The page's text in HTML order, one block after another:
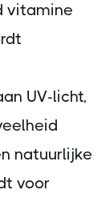
vitamine
UV-licht,
natuurlijke
voor